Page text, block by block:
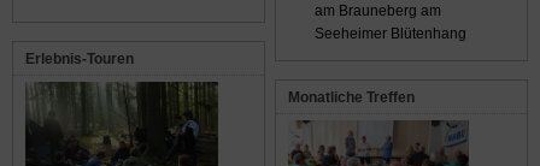
am Brauneberg am
Seeheimer Blütenhang
Monatliche Treffen
Erlebnis-Touren